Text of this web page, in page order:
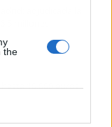
the
adjudicada la
10.000 euros